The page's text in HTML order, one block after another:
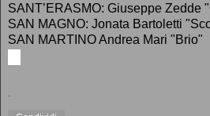
SANT’ERASMO: Giuseppe Zedde
SAN MAGNO: Jonata Bartoletti
SAN MARTINO Andrea Mari "Brio"
.